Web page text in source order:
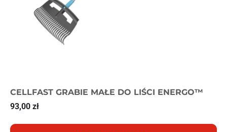
CELLFAST GRABIE MAŁE DO LIŚCI ENERGO™
93,00 zł